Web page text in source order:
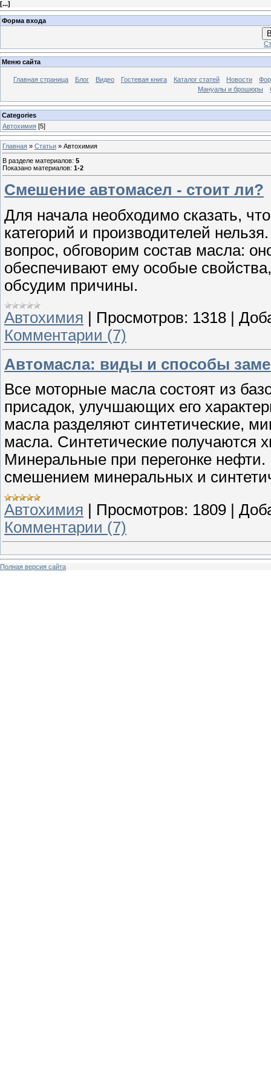
[...]
Форма входа
Меню сайта
Главная страница Блог Видео Гостевая книга Каталог статей Новости
Мануалы и брошюры
Categories
Автохимия [5]
Главная » Статьи » Автохимия
В разделе материалов: 5
Показано материалов: 1-2
Смешение автомасел - стоит ли?
Для начала необходимо сказать,
категорий и производителей
вопрос, обговорим состав масла:
обеспечивают ему особые
обсудим причины.
Автохимия
Просмотров: 1318
Комментарии (7)
Автомасла: виды и способы
Все моторные масла состоят из
присадок, улучшающих его
масла разделяют синтетические,
масла. Синтетические получаются
Минеральные при перегонке
смешением минеральных и
Автохимия
Просмотров: 1809
Комментарии (7)
Полная версия сайта